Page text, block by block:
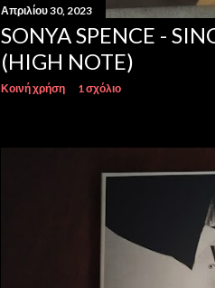
Απριλίου 30, 2023
SONYA SPENCE -
(HIGH NOTE)
Κοινή χρήση 1 σχόλιο